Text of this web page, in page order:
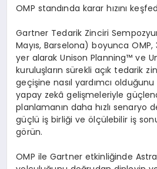
OMP standında karar hızınıkeş
Gartner Tedarik Zinciri
Mayıs, Barselona) boyunca OMP,
yer alarak Unison Planning™ve
kuruluşların sürekli açık tedarik
geçişine nasıl yardımcıolduğunu
yapay zekâgelişmeleriyle güç
planlamanın daha hızlı senaryo
güçlü işbirliği veölçülebilir iş
görün.
OMP ile Gartner etkinliğinde